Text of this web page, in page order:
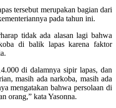
tersebut merupakan bagian dari
pada tahun ini.
tidak ada alasan lagi bahwa
di balik lapas karena faktor
di dalamnya sipir lapas, dan
masih ada narkoba, masih ada
mengatakan bahwa persolaan di
orang,” kata Yasonna.